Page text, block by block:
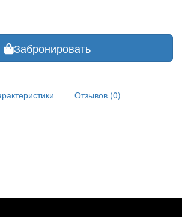
Забронировать
Отзывов (0)